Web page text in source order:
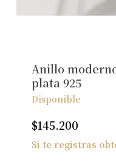
Anillo
plata 925
Disponible
$145.200
Si te registras